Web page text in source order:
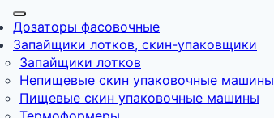
Дозаторы фасовочные
Запайщики лотков, скин-упаковщики
Запайщики лотков
Непищевые скин упаковочные машины
Пищевые скин упаковочные машины